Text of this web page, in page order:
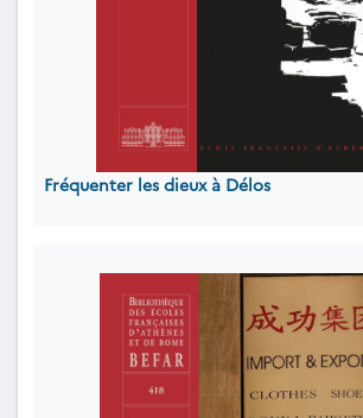
Fréquenter les dieux à Délos